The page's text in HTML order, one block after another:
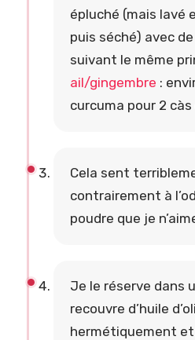
épluché (mais lavé
puis séché) avec de
suivant le même
ail/gingembre :
curcuma pour 2 càs
Cela sent
contrairement à
poudre que je
Je le réserve dans
recouvre d’huile
hermétiquement et